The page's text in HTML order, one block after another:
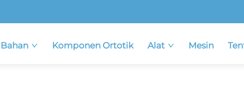
Bahan Komponen Ortotik Alat Mesin